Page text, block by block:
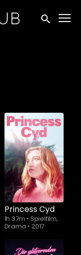
Suche
Princess Cyd
1h 37m • Spielfilm,
Drama • 2017